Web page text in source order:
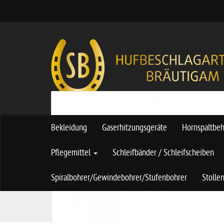
Bekleidung Gaserhitzungsgeräte
Pflegemittel Schleifbänder / Schleifscheiben
Spiralbohrer/Gewindebohrer/Stufenbohrer Stollen